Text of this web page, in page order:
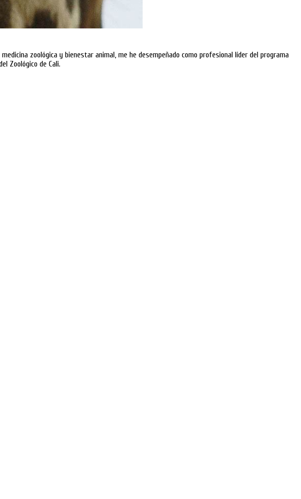
zoológica y bienestar animal, me he desempeñado como profesional líder del programa
Zoológico de Cali.